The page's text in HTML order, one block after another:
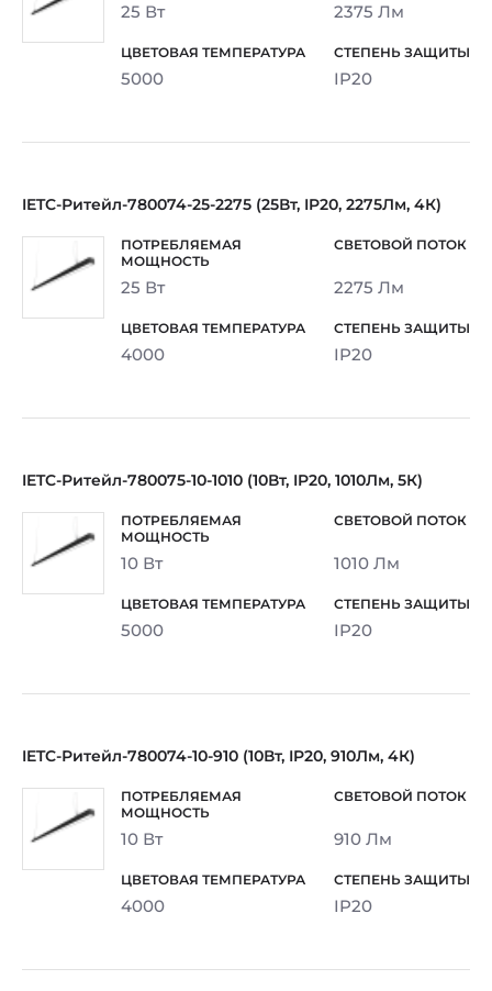
25 Вт 2375 Лм
5000 IP20
IETC-Ритейл-780074-25-2275 (25Вт, IP20, 2275Лм, 4К)
25 Вт 2275 Лм
4000 IP20
IETC-Ритейл-780075-10-1010 (10Вт, IP20, 1010Лм, 5К)
10 Вт 1010 Лм
5000 IP20
IETC-Ритейл-780074-10-910 (10Вт, IP20, 910Лм, 4К)
10 Вт 910 Лм
4000 IP20